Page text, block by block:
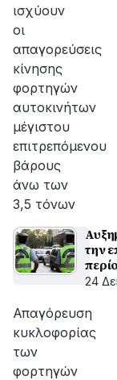
ισχύουν
οι
απαγορεύσεις
κίνησης
φορτηγών
αυτοκινήτων
μέγιστου
επιτρεπόμενου
βάρους
άνω των
3,5 τόνων
την
24
Απαγόρευση
κυκλοφορίας
των
φορτηγών